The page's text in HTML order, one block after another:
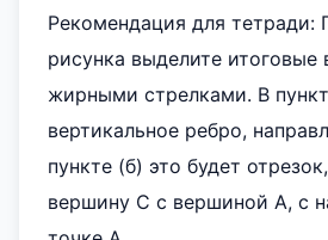
Рекомендация для
рисунка выделите итоговые
жирными стрелками. В
вертикальное ребро,
пункте (б) это будет
вершину C с вершиной A, с